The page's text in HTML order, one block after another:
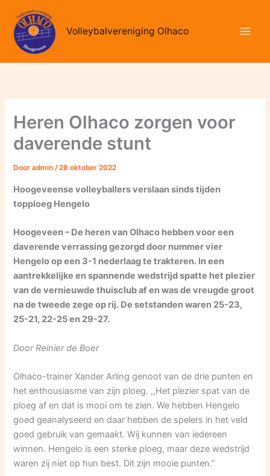
naar
inhoud
Volleybalvereniging Olhaco
Heren Olhaco zorgen voor
daverende stunt
Dooradmin/28 oktober 2022
Hoogeveense volleyballers verslaan sinds tijden
topploeg Hengelo
Hoogeveen – De heren van Olhaco hebben voor een
daverende verrassing gezorgd door nummer vier
Hengelo op een 3-1 nederlaag te trakteren. In een
aantrekkelijke en spannende wedstrijd spatte het plezier
van de vernieuwde thuisclub af en was de vreugde groot
na de tweede zege op rij. De setstanden waren 25-23,
25-21, 22-25 en 29-27.
Door Reinier de Boer
Olhaco-trainer Xander Arling genoot van de drie punten en
het enthousiasme van zijn ploeg. ,,Het plezier spat van de
ploeg af en dat is mooi om te zien. We hebben Hengelo
goed geanalyseerd en daar hebben de spelers in het veld
goed gebruik van gemaakt. Wij kunnen van iedereen
winnen. Hengelo is een sterke ploeg, maar deze wedstrijd
waren zij niet op hun best. Dit zijn mooie punten.”